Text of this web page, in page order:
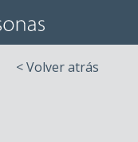
< Volver atrás